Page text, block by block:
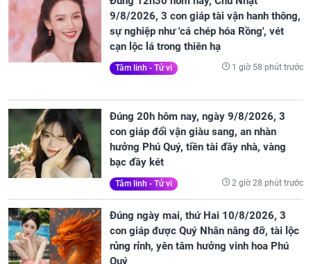
9/8/2026, 3 con giáp tài vận hanh thông,
sự nghiệp như 'cá chép hóa Rồng', vét
cạn lộc lá trong thiên hạ
Tâm linh - Tử vi 1 giờ 58 phút trước
Đúng 20h hôm nay, ngày 9/8/2026, 3
con giáp đổi vận giàu sang, an nhàn
hưởng Phú Quý, tiền tài đầy nhà, vàng
bạc đầy két
Tâm linh - Tử vi 2 giờ 28 phút trước
Đúng ngày mai, thứ Hai 10/8/2026, 3
con giáp được Quý Nhân nâng đỡ, tài lộc
rủng rỉnh, yên tâm hưởng vinh hoa Phú
Quý